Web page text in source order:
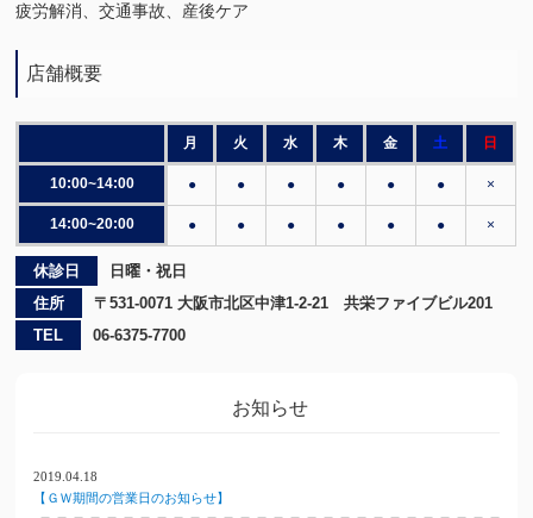
疲労解消、交通事故、産後ケア
店舗概要
月 火 水 木 金 土 日
10:00~14:00 ● ● ● ● ● ● ×
14:00~20:00 ● ● ● ● ● ● ×
休診日
日曜・祝日
住所
〒531-0071 大阪市北区中津1-2-21 共栄ファイブビル201
TEL
06-6375-7700
お知らせ
2019.04.18
【ＧＷ期間の営業日のお知らせ】